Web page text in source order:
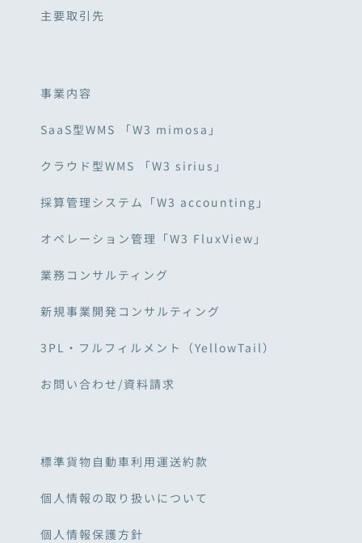
主要取引先
事業内容
SaaS型WMS 「W3 mimosa」
クラウド型WMS 「W3 sirius」
採算管理システム「W3 accounting」
オペレーション管理「W3 FluxView」
業務コンサルティング
新規事業開発コンサルティング
3PL・フルフィルメント（YellowTail）
お問い合わせ/資料請求
標準貨物自動車利用運送約款
個人情報の取り扱いについて
個人情報保護方針